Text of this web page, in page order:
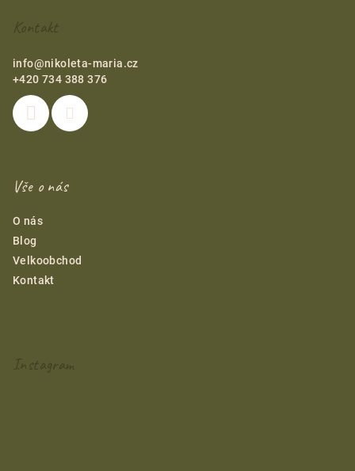
Kontakt
info@nikoleta-maria.cz
+420 734 388 376
Vše o nás
O nás
Blog
Velkoobchod
Kontakt
Instagram